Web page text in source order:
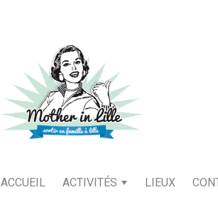
ACCUEIL ACTIVITÉS LIEUX